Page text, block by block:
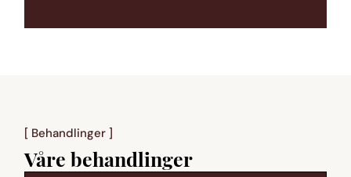
[ Behandlinger ]
Våre behandlinger